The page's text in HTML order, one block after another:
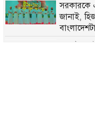
জানাই,
ফুলপুরে